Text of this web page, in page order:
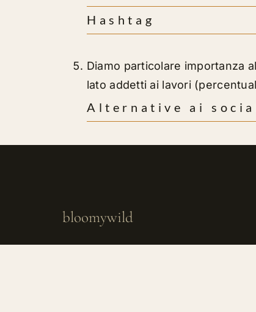
Hashtag
Diamo particolare importanza
lato addetti ai lavori
Alternative ai
bloomywild